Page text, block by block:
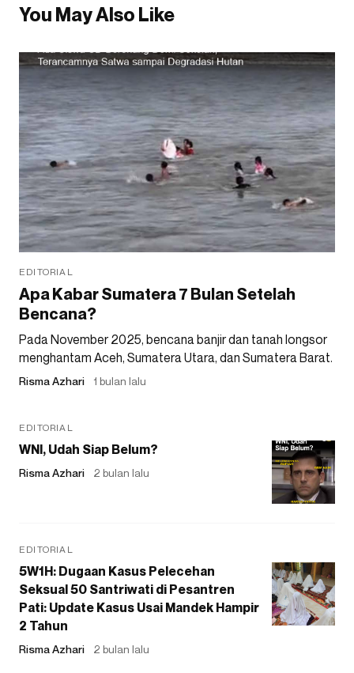
You May Also Like
EDITORIAL
Apa Kabar Sumatera 7 Bulan Setelah
Bencana?
Pada November 2025, bencana banjir dan tanah longsor
menghantam Aceh, Sumatera Utara, dan Sumatera Barat.
Risma Azhari 1 bulan lalu
EDITORIAL
WNI, Udah Siap Belum?
Risma Azhari 2 bulan lalu
EDITORIAL
5W1H: Dugaan Kasus Pelecehan
Seksual 50 Santriwati di Pesantren
Pati: Update Kasus Usai Mandek Hampir
2 Tahun
Risma Azhari 2 bulan lalu